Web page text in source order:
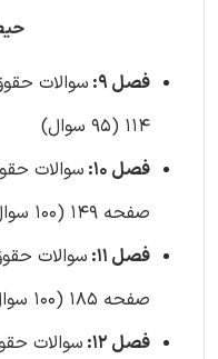
فصل 9:
سوالات
114 (95 سوال)
فصل 10:
سوالات
صفحه 149 (100 سوال)
فصل 11:
سوالات
صفحه 185 (100 سوال)
فصل 12:
سوالات